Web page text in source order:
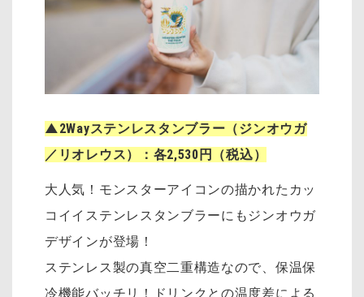
▲2Wayステンレスタンブラー（ジンオウガ
／リオレウス）：各2,530円（税込）
大人気！モンスターアイコンの描かれたカッ
コイイステンレスタンブラーにもジンオウガ
デザインが登場！
ステンレス製の真空二重構造なので、保温保
冷機能バッチリ！ドリンクとの温度差による